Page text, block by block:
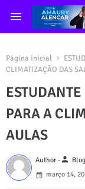
Página inicial
CLIMATIZAÇÃO DAS
PARA A
AULAS
Author -person
março 14,